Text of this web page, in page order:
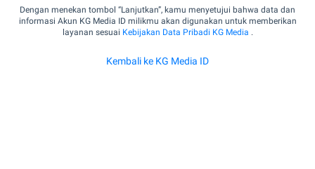
Dengan menekan tombol “Lanjutkan”, kamu menyetujui bahwa data dan
informasi Akun KG Media ID milikmu akan digunakan untuk memberikan
layanan sesuai Kebijakan Data Pribadi KG Media .
Kembali ke KG Media ID